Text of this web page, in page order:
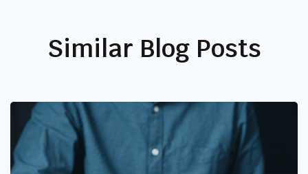
Similar Blog Posts